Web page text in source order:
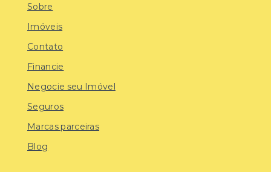
Sobre
Imóveis
Contato
Financie
Negocie seu Imóvel
Seguros
Marcas parceiras
Blog